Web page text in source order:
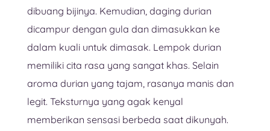
dibuang bijinya. Kemudian, daging durian
dicampur dengan gula dan dimasukkan ke
dalam kuali untuk dimasak. Lempok durian
memiliki cita rasa yang sangat khas. Selain
aroma durian yang tajam, rasanya manis dan
legit. Teksturnya yang agak kenyal
memberikan sensasi berbeda saat dikunyah.